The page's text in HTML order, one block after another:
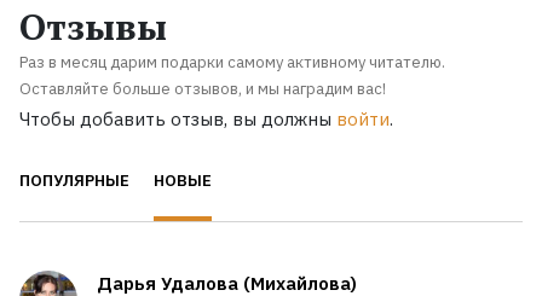
Отзывы
Раз в месяц дарим подарки самому активному читателю.
Оставляйте больше отзывов, и мы наградим вас!
Чтобы добавить отзыв, вы должны войти.
ПОПУЛЯРНЫЕ НОВЫЕ
Дарья Удалова (Михайлова)